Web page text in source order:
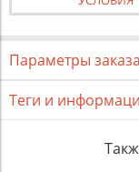
Параметры заказа
Теги и